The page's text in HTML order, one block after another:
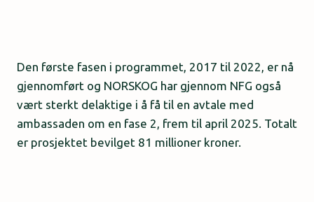
Den første fasen i programmet, 2017 til 2022, er nå
gjennomført og NORSKOG har gjennom NFG også
vært sterkt delaktige i å få til en avtale med
ambassaden om en fase 2, frem til april 2025. Totalt
er prosjektet bevilget 81 millioner kroner.